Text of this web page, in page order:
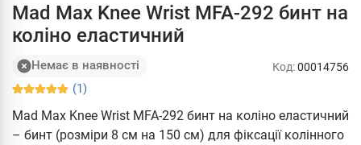
Mad Max Knee Wrist MFA-292 бинт на
коліно еластичний
Немає в наявності
(1)
Код:00014756
Mad Max Knee Wrist MFA-292 бинт на коліно еластичний
– бинт (розміри 8 см на 150 см) для фіксації колінного